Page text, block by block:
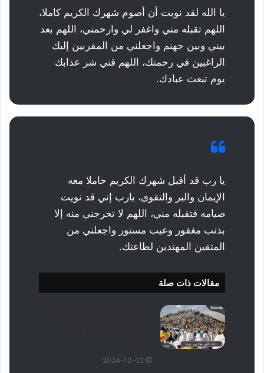
يا الله لقد نويت أن أصوم شهرك الكريم كاملا،
اللهم تقبله مني واغفر لي وارحمني، اللهم بعد
بيني وبين جهنم واجعلني من المقربين إليك
الراغبين في رحمتك، اللهم قني شر عذابك
يوم تبعث عبادك.
يا رب قد أقبل شهرك الكريم حاملا معه
الإيمان والبر والتقوى، يارب إني قد نويت
صيامه فتقبله مني، اللهم لا تخرجني منه إلا
بذنب مغفور وعيب مستور واجعلني من
المتقين المهتدين لطاعتك.
مقالات ذات صلة
2024-12-02